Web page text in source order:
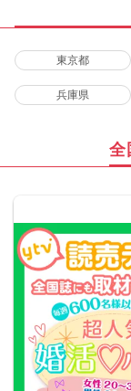
東京都
兵庫県
全